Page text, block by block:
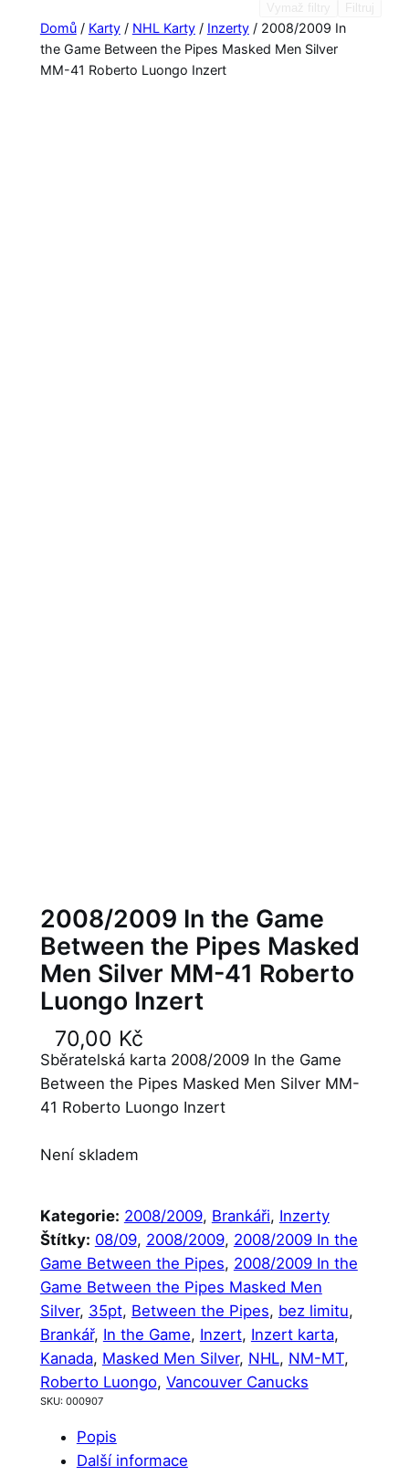
Domů/ Karty/ NHL Karty/ Inzerty/ 2008/2009 In
the Game Between the Pipes Masked Men Silver
MM-41 Roberto Luongo Inzert
2008/2009 In the Game
Between the Pipes Masked
Men Silver MM-41 Roberto
Luongo Inzert
70,00 Kč
Sběratelská karta 2008/2009 In the Game
Between the Pipes Masked Men Silver MM-
41 Roberto Luongo Inzert
Není skladem
Kategorie: 2008/2009, Brankáři, Inzerty
Štítky: 08/09, 2008/2009, 2008/2009 In the
Game Between the Pipes, 2008/2009 In the
Game Between the Pipes Masked Men
Silver, 35pt, Between the Pipes, bez limitu
Brankář, In the Game, Inzert, Inzert karta
Kanada, Masked Men Silver, NHL, NM-MT
Roberto Luongo, Vancouver Canucks
SKU: 000907
Popis
Další informace